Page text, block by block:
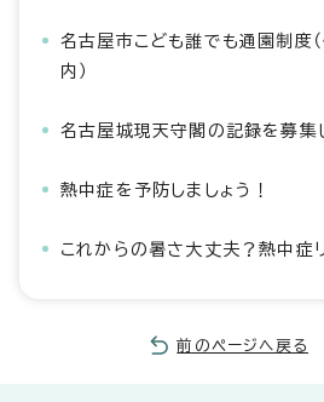
名古屋市こども誰でも通園制度
内）
名古屋城現天守閣の記録を募集
熱中症を予防しましょう！
これからの暑さ大丈夫？熱中症
前のページへ戻る